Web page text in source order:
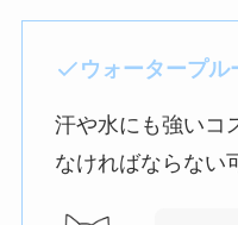
ウォータープ
汗や水にも強いコ
なければならない